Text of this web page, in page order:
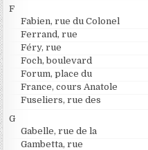
F
Fabien, rue du Colonel
Ferrand, rue
Féry, rue
Foch, boulevard
Forum, place du
France, cours Anatole
Fuseliers, rue des
G
Gabelle, rue de la
Gambetta, rue